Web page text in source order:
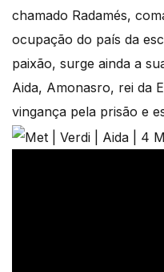
chamado Radamés,
ocupação do país da
paixão, surge ainda a
Aida, Amonasro, rei da
vingança pela prisão e